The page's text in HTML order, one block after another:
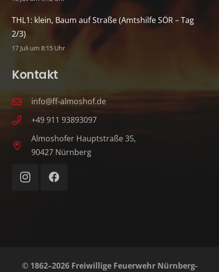
THL1: klein, Baum auf Straße (Amtshilfe SÖR – Tag
2/3)
17 Juli um 8:15 Uhr
Kontakt
info@ff-almoshof.de
+49 911 93893097
Almoshofer Hauptstraße 35,
90427 Nürnberg
© 1862–2026 Freiwillige Feuerwehr Nürnberg-